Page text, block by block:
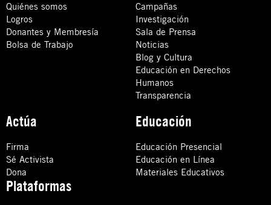
Quiénes somos
Logros
Donantes y Membresía
Bolsa de Trabajo
Campañas
Investigación
Sala de Prensa
Noticias
Blog y Cultura
Educación en Derechos
Humanos
Transparencia
Actúa
Firma
Sé Activista
Dona
Educación
Educación Presencial
Educación en Línea
Materiales Educativos
Plataformas